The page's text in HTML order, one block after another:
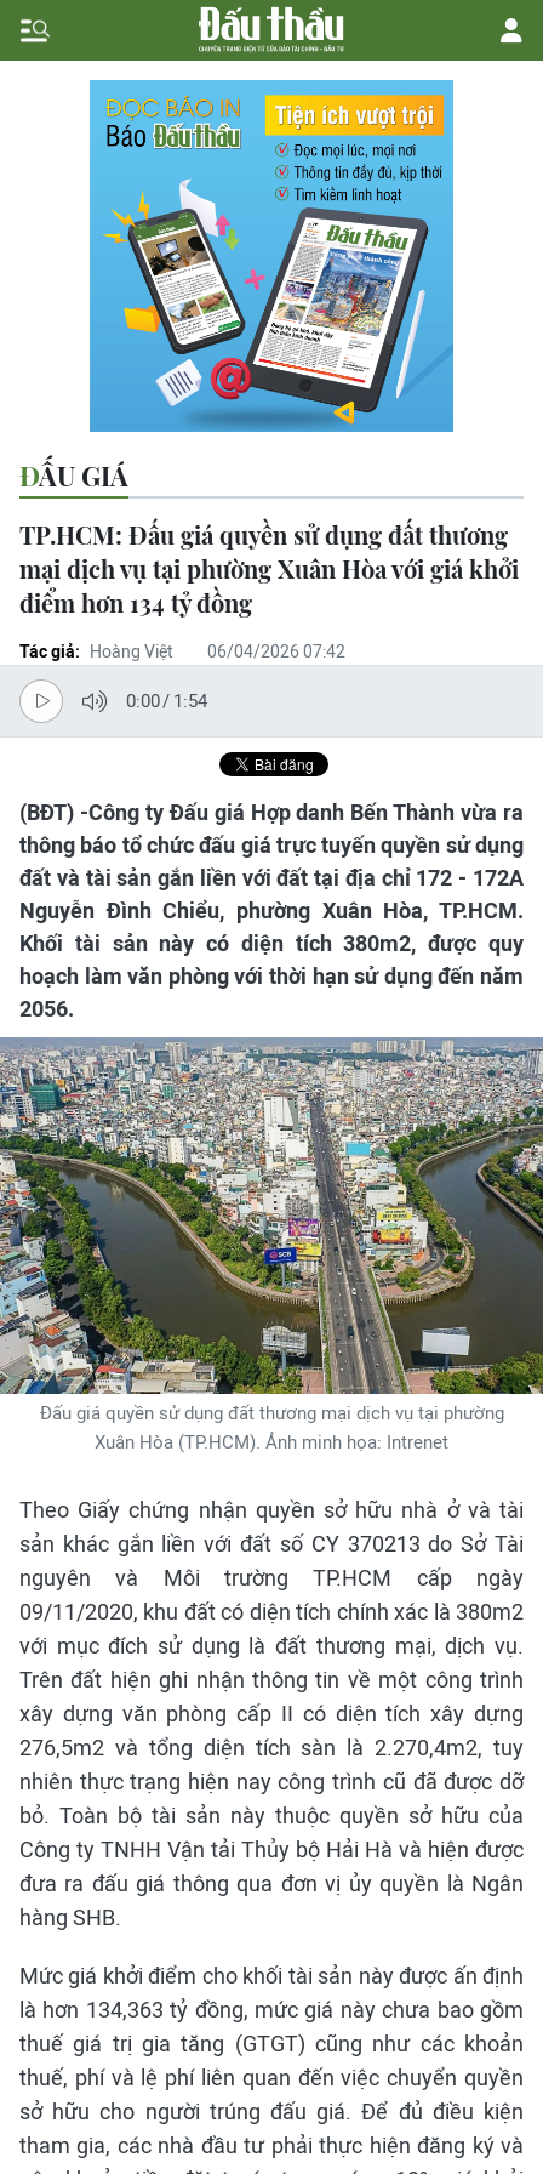
ĐẤU GIÁ
TP.HCM: Đấu giá quyền sử dụng đất thương
mại dịch vụ tại phường Xuân Hòa với giá khởi
điểm hơn 134 tỷ đồng
Tác giả: Hoàng Việt 06/04/2026 07:42
0:00/ 1:54
(BĐT) -Công ty Đấu giá Hợp danh Bến Thành vừa ra
thông báo tổ chức đấu giá trực tuyến quyền sử dụng
đất và tài sản gắn liền với đất tại địa chỉ 172 - 172A
Nguyễn Đình Chiểu, phường Xuân Hòa, TP.HCM.
Khối tài sản này có diện tích 380m2, được quy
hoạch làm văn phòng với thời hạn sử dụng đến năm
2056.
Đấu giá quyền sử dụng đất thương mại dịch vụ tại phường
Xuân Hòa (TP.HCM). Ảnh minh họa: Intrenet
Theo Giấy chứng nhận quyền sở hữu nhà ở và tài
sản khác gắn liền với đất số CY 370213 do Sở Tài
nguyên và Môi trường TP.HCM cấp ngày
09/11/2020, khu đất có diện tích chính xác là 380m2
với mục đích sử dụng là đất thương mại, dịch vụ.
Trên đất hiện ghi nhận thông tin về một công trình
xây dựng văn phòng cấp II có diện tích xây dựng
276,5m2 và tổng diện tích sàn là 2.270,4m2, tuy
nhiên thực trạng hiện nay công trình cũ đã được dỡ
bỏ. Toàn bộ tài sản này thuộc quyền sở hữu của
Công ty TNHH Vận tải Thủy bộ Hải Hà và hiện được
đưa ra đấu giá thông qua đơn vị ủy quyền là Ngân
hàng SHB.
Mức giá khởi điểm cho khối tài sản này được ấn định
là hơn 134,363 tỷ đồng, mức giá này chưa bao gồm
thuế giá trị gia tăng (GTGT) cũng như các khoản
thuế, phí và lệ phí liên quan đến việc chuyển quyền
sở hữu cho người trúng đấu giá. Để đủ điều kiện
tham gia, các nhà đầu tư phải thực hiện đăng ký và